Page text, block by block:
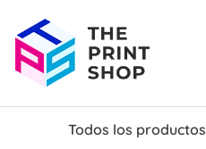
Todos los productos